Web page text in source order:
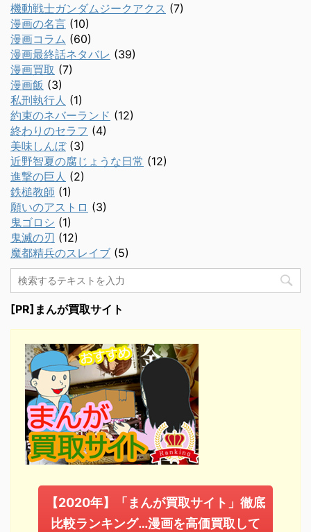
機動戦士ガンダムジークアクス (7)
漫画の名言 (10)
漫画コラム (60)
漫画最終話ネタバレ (39)
漫画買取 (7)
漫画飯 (3)
私刑執行人 (1)
約束のネバーランド (12)
終わりのセラフ (4)
美味しんぼ(3)
近野智夏の腐じょうな日常 (12)
進撃の巨人 (2)
鉄槌教師 (1)
願いのアストロ (3)
鬼ゴロシ (1)
鬼滅の刃 (12)
魔都精兵のスレイブ (5)
[PR]まんが買取サイト
【2020年】「まんが買取サイト」徹底
比較ランキング…漫画を高価買取して